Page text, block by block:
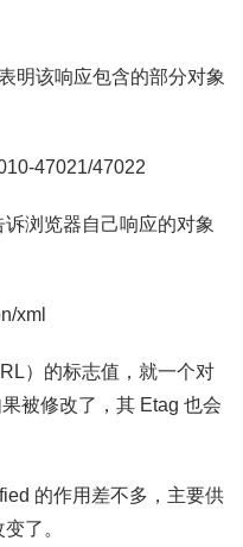
明该响应包含的部分对象
47021/47022
浏览器自己响应的对象
xml
）的标志值，就一个对
被修改了，其 Etag 也会
的作用差不多，主要供
了。